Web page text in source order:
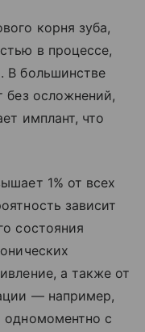
корня зуба,
в процессе,
В большинстве
без осложнений,
имплант, что
1% от всех
зависит
состояния
а также от
— например,
одномоментно с